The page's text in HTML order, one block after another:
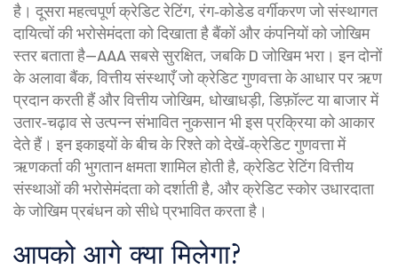
है। दूसरा महत्वपूर्णक्रेडिट रेटिंग,रंग‑कोडेड वर्गीकरण जो संस्थागत
दायित्वों की भरोसेमंदता को दिखाता हैबैंकों और कंपनियों को जोखिम
स्तर बताता है—AAA सबसे सुरक्षित, जबकि D जोखिम भरा। इन दोनों
के अलावाबैंक,वित्तीय संस्थाएँ जो क्रेडिट गुणवत्ता के आधार पर ऋण
प्रदान करती हैंऔरवित्तीय जोखिम, धोखाधड़ी, डिफ़ॉल्ट या बाजार में
उतार‑चढ़ाव से उत्पन्न संभावित नुकसानभी इस प्रक्रिया को आकार
देते हैं। इन इकाइयों के बीच के रिश्ते को देखें‑क्रेडिट गुणवत्ता में
ऋणकर्ता की भुगतान क्षमता शामिल होती है, क्रेडिट रेटिंग वित्तीय
संस्थाओं की भरोसेमंदता को दर्शाती है, और क्रेडिट स्कोर उधारदाता
के जोखिम प्रबंधन को सीधे प्रभावित करता है।
आपको आगे क्या मिलेगा?